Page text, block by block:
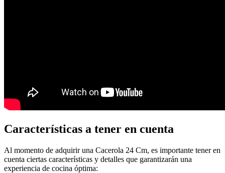
Características a tener en cuenta
Al momento de adquirir una Cacerola 24 Cm, es importante tener en
cuenta ciertas características y detalles que garantizarán una
experiencia de cocina óptima: